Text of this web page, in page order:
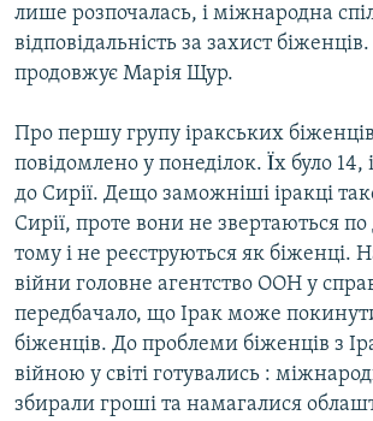
КРИМ РЕАЛІЇ
РУС
КТАТ
ДОЛУЧАЙСЯ!
Усі сайти RFE/RL
лише розпочалась, і міжнародна
відповідальність за захист
продовжує Марія Щур.
Про першу групу іракських
повідомлено у понеділок. Ïх було 14,
до Сирії. Дещо заможніші іракці
Сирії, проте вони не звертаються
тому і не реєструються як біженці.
війни головне агентство ООН у
передбачало, що Ірак може
біженців. До проблеми біженців з
війною у світі готувались :
збирали гроші та намагалися